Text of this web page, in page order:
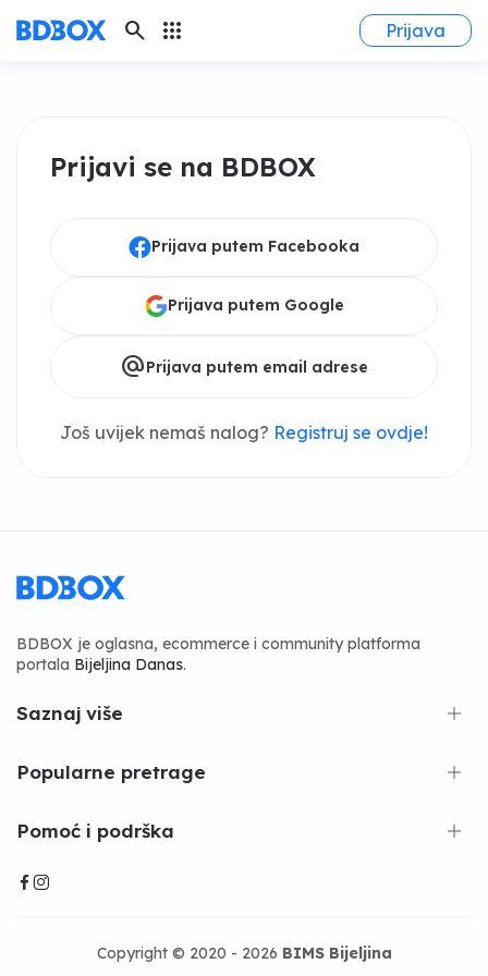
search apps Prijava
Prijavi se na BDBOX
Prijava putem Facebooka
Prijava putem Google
alternate_emailPrijava putem email adrese
Još uvijek nemaš nalog? Registruj se ovdje!
BDBOX je oglasna, ecommerce i community platforma
portala Bijeljina Danas.
Saznaj više
Popularne pretrage
Pomoć i podrška
Copyright © 2020 - 2026 BIMS Bijeljina